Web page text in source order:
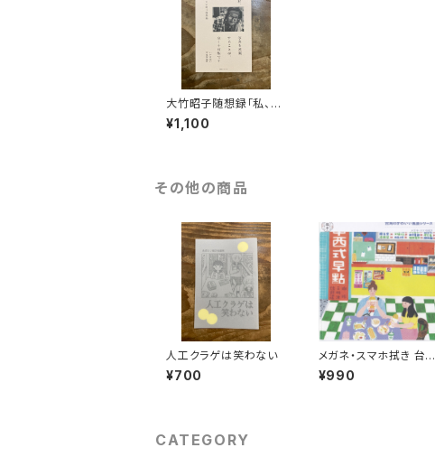
大竹昭子随想録「私、写
真を放棄することは、全
く不可能です」
¥1,100
その他の商品
人工クラゲは笑わない
¥700
メガネ・スマホ拭き 台湾
の風景（朝ごはん）
¥990
CATEGORY